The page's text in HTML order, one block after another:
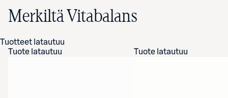
Merkiltä Vitabalans
Tuotteet latautuu
Tuote latautuu
Tuote latautuu